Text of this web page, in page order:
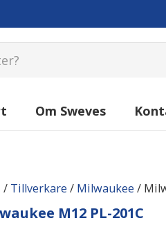
Om Sweves
/ Tillverkare / Milwaukee /
M12 PL-201C